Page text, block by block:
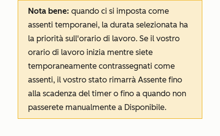
Nota bene: quando ci si imposta come
assenti temporanei, la durata selezionata ha
la priorità sull'orario di lavoro. Se il vostro
orario di lavoro inizia mentre siete
temporaneamente contrassegnati come
assenti, il vostro stato rimarrà Assente fino
alla scadenza del timer o fino a quando non
passerete manualmente a Disponibile.